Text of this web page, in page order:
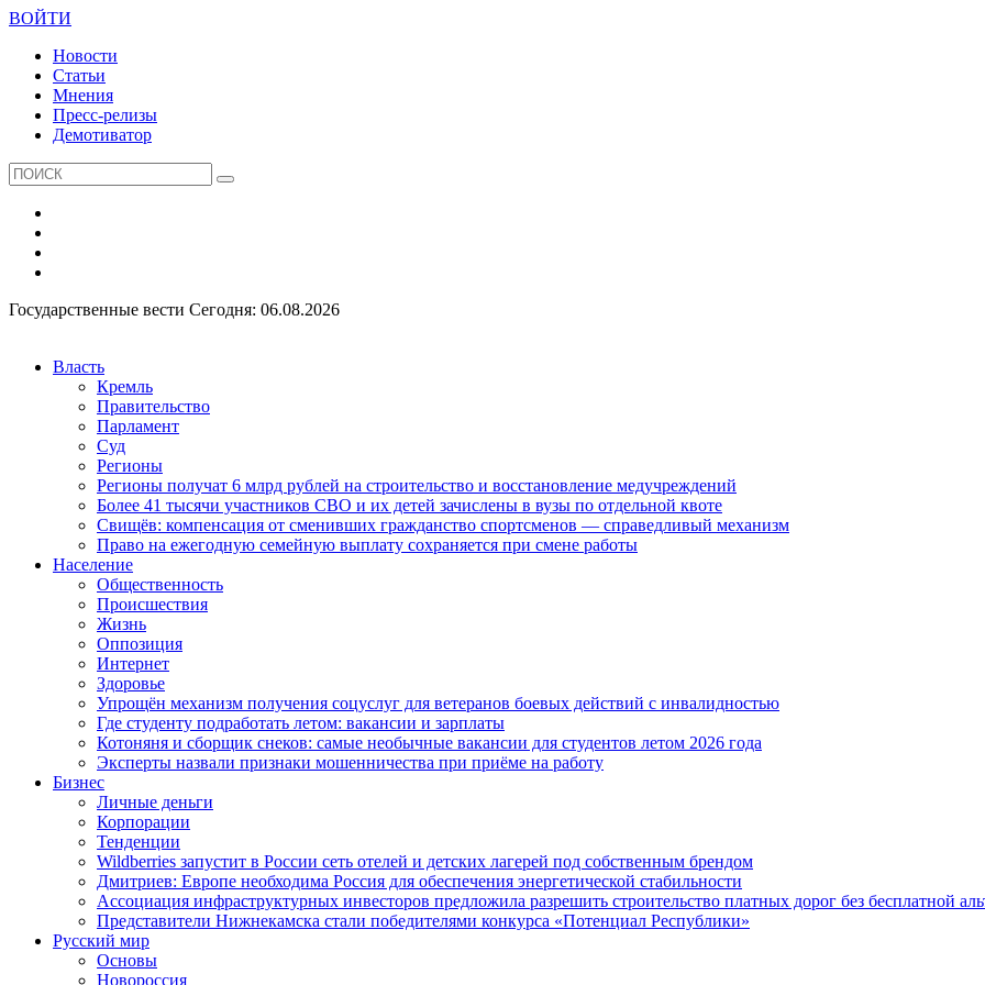
ВОЙТИ
Новости
Статьи
Мнения
Пресс-релизы
Демотиватор
Государственные вести Сегодня: 06.08.2026
Власть
Кремль
Правительство
Парламент
Суд
Регионы
Регионы получат 6 млрд рублей на строительство и восстановление медучреждений
Более 41 тысячи участников СВО и их детей зачислены в вузы по отдельной квоте
Свищёв: компенсация от сменивших гражданство спортсменов — справедливый механизм
Право на ежегодную семейную выплату сохраняется при смене работы
Население
Общественность
Происшествия
Жизнь
Оппозиция
Интернет
Здоровье
Упрощён механизм получения соцуслуг для ветеранов боевых действий с инвалидностью
Где студенту подработать летом: вакансии и зарплаты
Котоняня и сборщик снеков: самые необычные вакансии для студентов летом 2026 года
Эксперты назвали признаки мошенничества при приёме на работу
Бизнес
Личные деньги
Корпорации
Тенденции
Wildberries запустит в России сеть отелей и детских лагерей под собственным брендом
Дмитриев: Европе необходима Россия для обеспечения энергетической стабильности
Ассоциация инфраструктурных инвесторов предложила разрешить строительство платных дорог без бесплатной
Представители Нижнекамска стали победителями конкурса «Потенциал Республики»
Русский мир
Основы
Новороссия